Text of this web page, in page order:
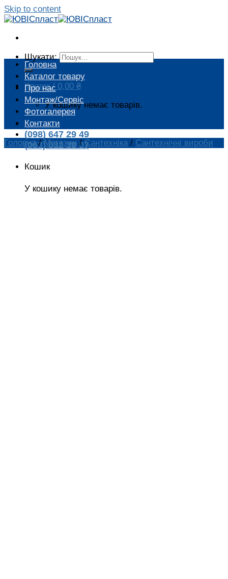
Skip to content
Шукати:
Кошик / 0,00 ₴
У кошику немає товарів.
(098) 647 29 49
(063) 032 39 07
Кошик
У кошику немає товарів.
Головна
Каталог товару
Про нас
Монтаж/Сервіс
Фотогалерея
Контакти
Головна / Магазин / Сантехніка / Сантехнічні вироби